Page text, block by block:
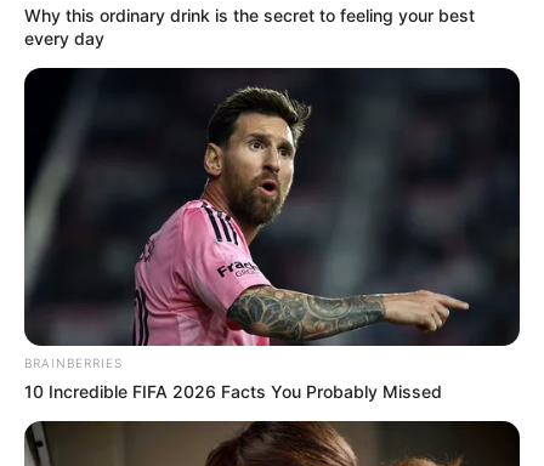
Why this ordinary drink is the secret to feeling your best
every day
BRAINBERRIES
10 Incredible FIFA 2026 Facts You Probably Missed